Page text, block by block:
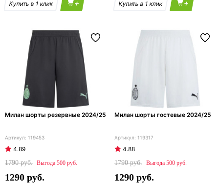
+ +
Милан шорты резервные 2024/25
119453
4.89
1790
500
1290
Милан шорты гостевые 2024/25
119317
4.88
1790
500
1290